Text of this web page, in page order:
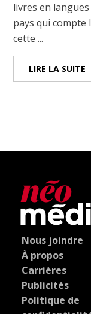
livres en
pays qui compte
cette ...
LIRE LA SUITE
Nous joindre
À propos
Carrières
Publicités
Politique de